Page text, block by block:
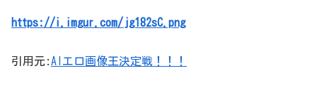
https://i.imgur.com/jg182sC.png
引用元: AIエロ画像王決定戦！！！